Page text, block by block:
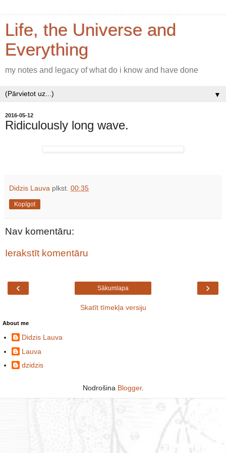
Life, the Universe and
Everything
my notes and legacy of what do i know and have done
▼
2016-05-12
Ridiculously long wave.
Didzis Lauva plkst. 00:35
Kopīgot
Nav komentāru:
Ierakstīt komentāru
‹ ›
Sākumlapa
Skatīt tīmekļa versiju
About me
Didzis Lauva
Lauva
dzidzis
Nodrošina Blogger.